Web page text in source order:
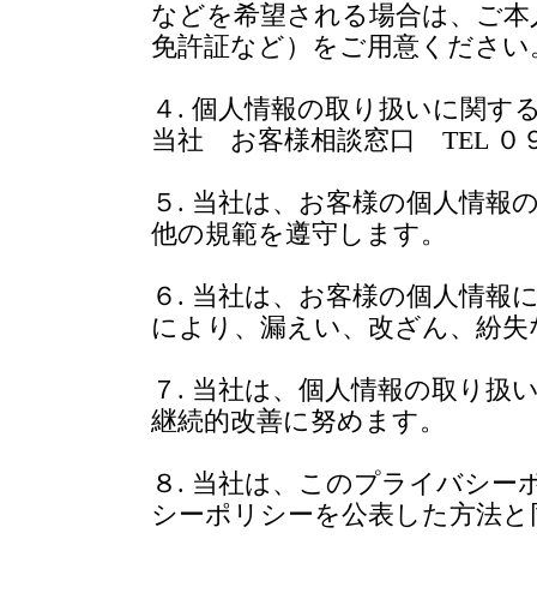
などを希望される場合は、ご
免許証など）をご用意ください
４. 個人情報の取り扱いに関す
当社 お客様相談窓口 TEL ０
５. 当社は、お客様の個人情報
他の規範を遵守します。
６. 当社は、お客様の個人情報
により、漏えい、改ざん、紛
７. 当社は、個人情報の取り扱
継続的改善に努めます。
８. 当社は、このプライバシー
シーポリシーを公表した方法